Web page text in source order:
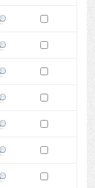
Pokaż podgląd wersji z dnia
Zaznacz wersję do
Pokaż podgląd wersji z dnia
Zaznacz wersję do
Pokaż podgląd wersji z dnia
Zaznacz wersję do
Pokaż podgląd wersji z dnia
Zaznacz wersję do
Pokaż podgląd wersji z dnia
Zaznacz wersję do
Pokaż podgląd wersji z dnia
Zaznacz wersję do
Pokaż podgląd wersji z dnia
Zaznacz wersję do